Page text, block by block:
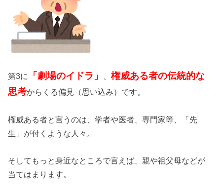
第3に 「劇場のイドラ」 、権威ある者の伝統的な
思考からくる偏見（思い込み）です。
権威ある者と言うのは、学者や医者、専門家等、「先
生」が付くような人々。
そしてもっと身近なところで言えば、親や祖父母などが
当てはまります。